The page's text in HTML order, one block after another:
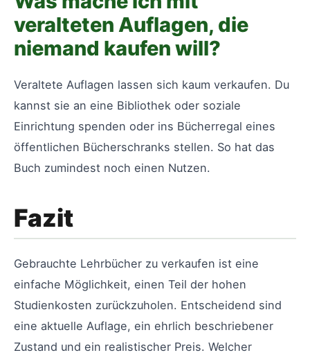
veralteten Auflagen, die
niemand kaufen will?
Veraltete Auflagen lassen sich kaum verkaufen. Du
kannst sie an eine Bibliothek oder soziale
Einrichtung spenden oder ins Bücherregal eines
öffentlichen Bücherschranks stellen. So hat das
Buch zumindest noch einen Nutzen.
Fazit
Gebrauchte Lehrbücher zu verkaufen ist eine
einfache Möglichkeit, einen Teil der hohen
Studienkosten zurückzuholen. Entscheidend sind
eine aktuelle Auflage, ein ehrlich beschriebener
Zustand und ein realistischer Preis. Welcher